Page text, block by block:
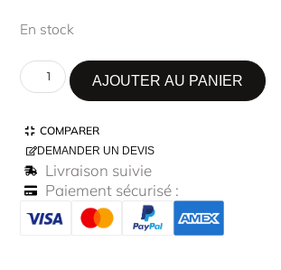
En stock
AJOUTER AU PANIER
COMPARER
DEMANDER UN DEVIS
Livraison suivie
Paiement sécurisé :